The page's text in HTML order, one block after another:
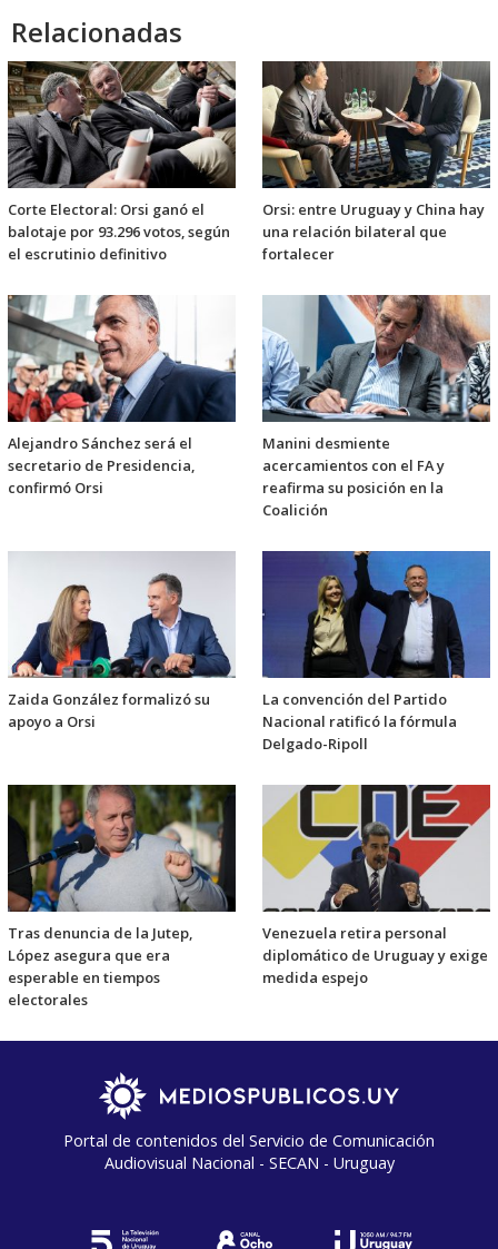
Relacionadas
Corte Electoral: Orsi ganó el
balotaje por 93.296 votos, según
el escrutinio definitivo
Orsi: entre Uruguay y China hay
una relación bilateral que
fortalecer
Alejandro Sánchez será el
secretario de Presidencia,
confirmó Orsi
Manini desmiente
acercamientos con el FA y
reafirma su posición en la
Coalición
Zaida González formalizó su
apoyo a Orsi
La convención del Partido
Nacional ratificó la fórmula
Delgado-Ripoll
Tras denuncia de la Jutep,
López asegura que era
esperable en tiempos
electorales
Venezuela retira personal
diplomático de Uruguay y exige
medida espejo
Portal de contenidos del Servicio de Comunicación
Audiovisual Nacional - SECAN - Uruguay